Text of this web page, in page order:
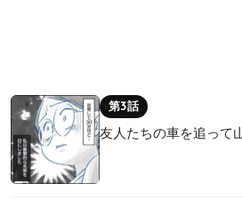
第3話
友人たちの車を追って